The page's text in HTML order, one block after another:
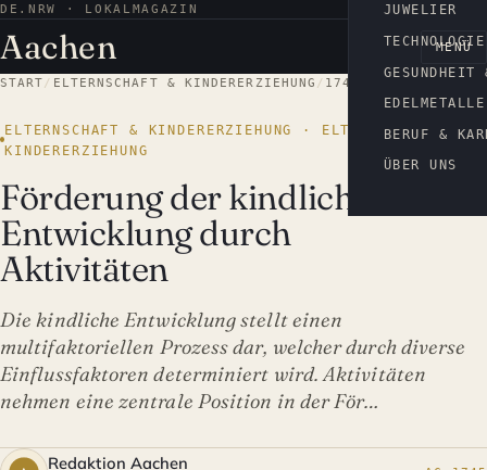
DE.NRW · LOKALMAGAZIN AACHEN
Aachen MENÜ
JUWELIER
EDELMETALLE
BERUF &
ÜBER UNS
START/ ELTERNSCHAFT & KINDERERZIEHUNG / 1745
ELTERNSCHAFT & KINDERERZIEHUNG · ELTERNSCHAFT &
KINDERERZIEHUNG
Förderung der kindlichen
Entwicklung durch
Aktivitäten
Die kindliche Entwicklung stellt einen
multifaktoriellen Prozess dar, welcher durch diverse
Einflussfaktoren determiniert wird. Aktivitäten
nehmen eine zentrale Position in der För…
Redaktion Aachen